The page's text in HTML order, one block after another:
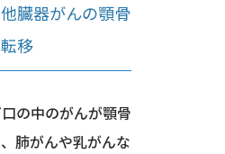
臓器がんの顎骨
移
の中のがんが顎骨
肺がんや乳がんな